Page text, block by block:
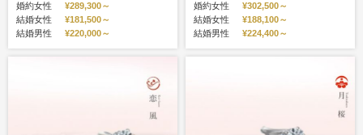
婚約女性
¥289,300～
結婚女性
¥181,500～
結婚男性
¥220,000～
婚約女性
¥302,500～
結婚女性
¥188,100～
結婚男性
¥224,400～